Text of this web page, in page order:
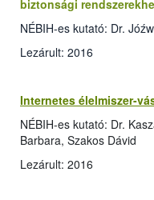
biztonsági
NÉBIH-es kutató: Dr.
Lezárult: 2016
Internetes élelmiszer-
NÉBIH-es kutató: Dr.
Barbara, Szakos Dávid
Lezárult: 2016